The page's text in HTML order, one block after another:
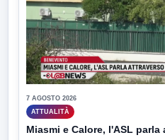
7 AGOSTO 2026
ATTUALITÀ
Miasmi e Calore, l'ASL